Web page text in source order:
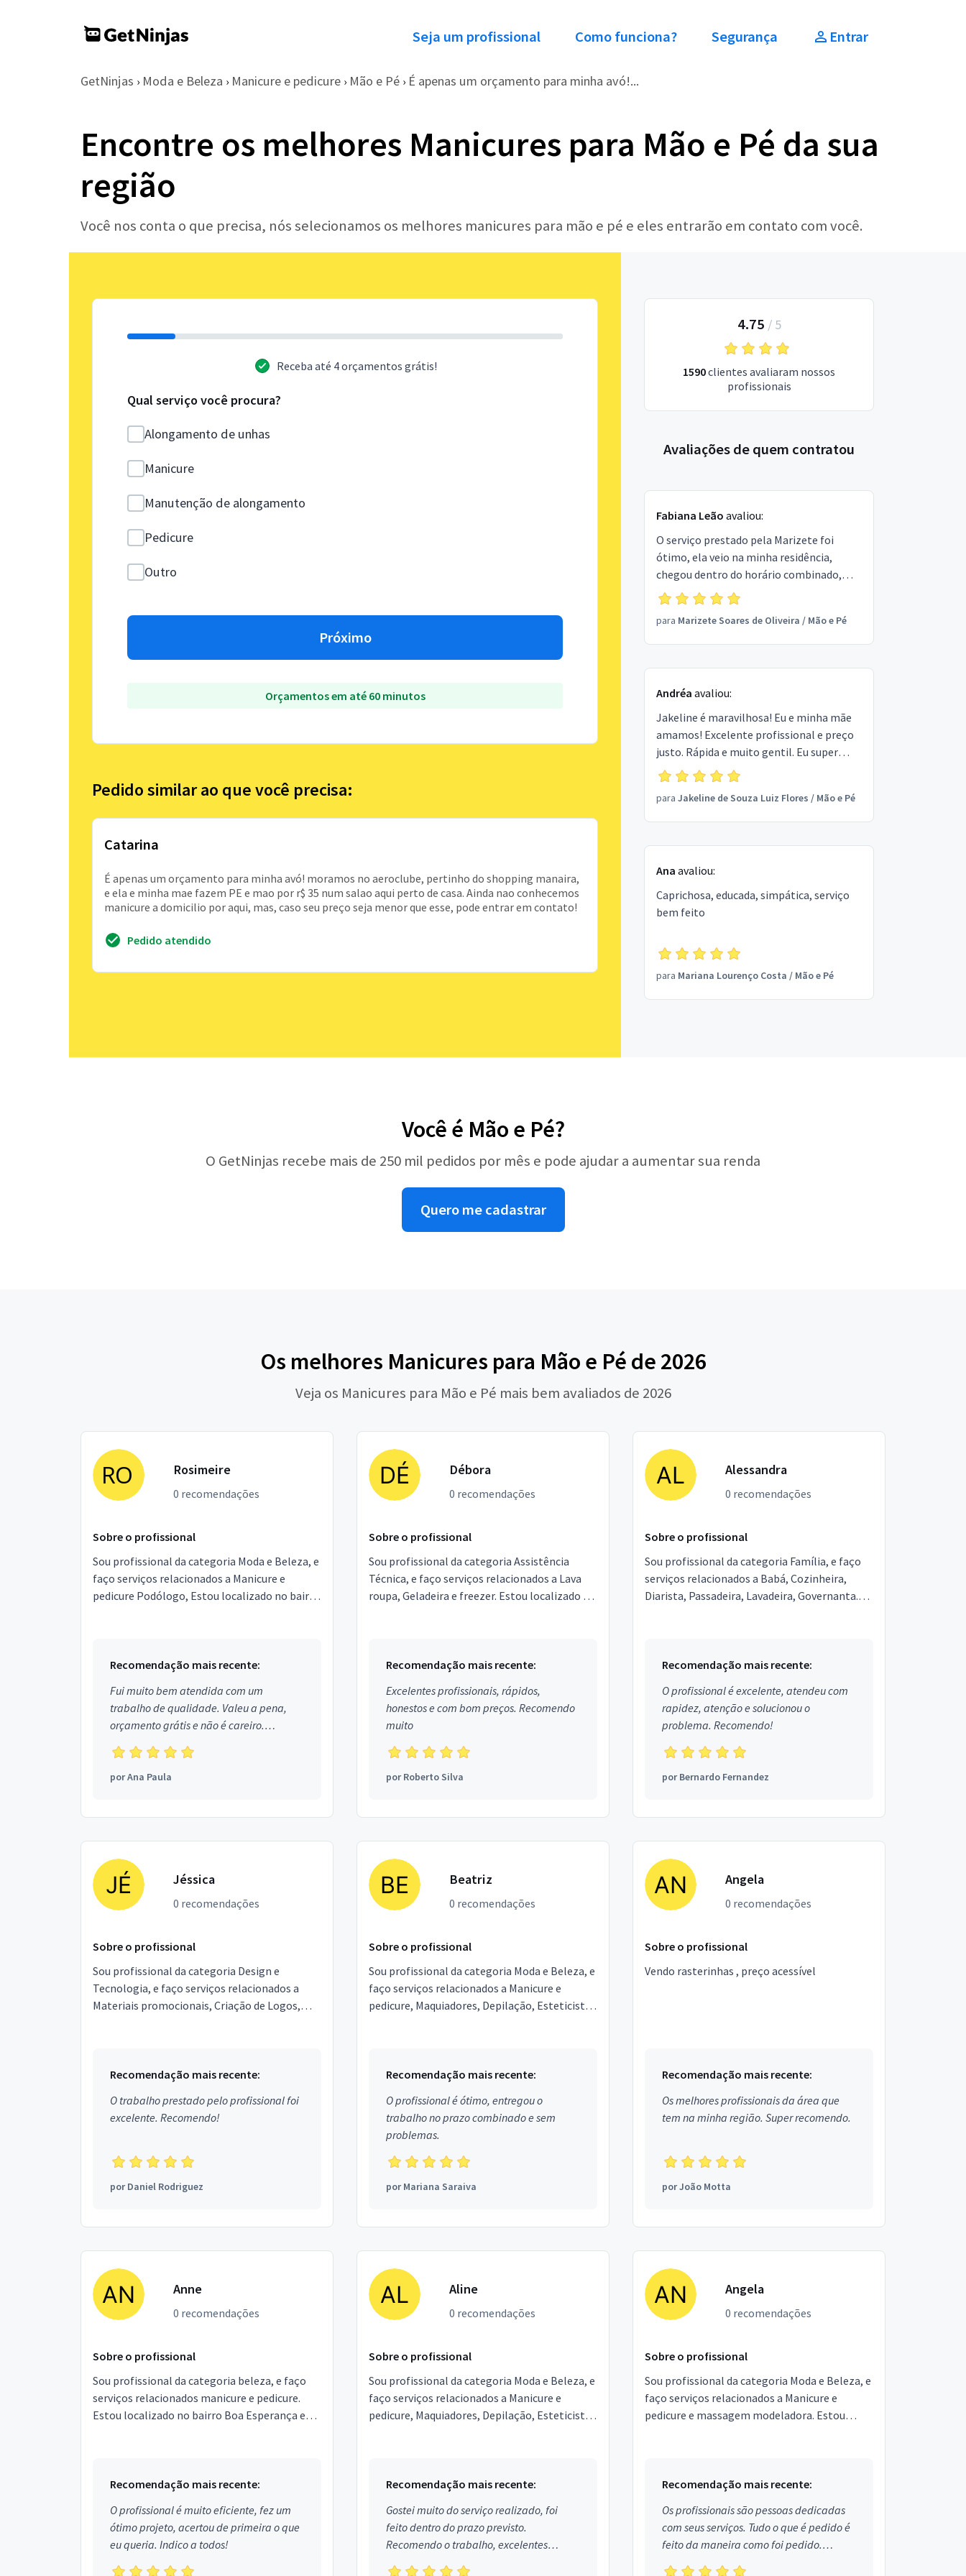
Seja um profissional Como funciona? Segurança Entrar
GetNinjas › Moda e Beleza › Manicure e pedicure › Mão e Pé › É apenas um orçamento para minha avó!...
Encontre os melhores Manicures para Mão e Pé da sua
região
Você nos conta o que precisa, nós selecionamos os melhores manicures para mão e pé e eles entrarão em contato com você.
Receba até 4 orçamentos grátis!
Qual serviço você procura?
Alongamento de unhas
Manicure
Manutenção de alongamento
Pedicure
Outro
Próximo
Orçamentos em até 60 minutos
Pedido similar ao que você precisa:
Catarina
É apenas um orçamento para minha avó! moramos no aeroclube, pertinho do shopping manaira,
e ela e minha mae fazem PE e mao por r$ 35 num salao aqui perto de casa. Ainda nao conhecemos
manicure a domicilio por aqui, mas, caso seu preço seja menor que esse, pode entrar em contato!
Pedido atendido
4.75 / 5
1590clientes avaliaram nossos
profissionais
Avaliações de quem contratou
Fabiana Leão avaliou:
O serviço prestado pela Marizete foi
ótimo, ela veio na minha residência,
chegou dentro do horário combinado,
tem a mão leve, muito habilidosa e
atenciosa aos detalhes. Experiência
relaxante no conforto da minha casa.
Recomendo totalmente o trabalho dela!!
para Marizete Soares de Oliveira / Mão e Pé
Andréa avaliou:
Jakeline é maravilhosa! Eu e minha mãe
amamos! Excelente profissional e preço
justo. Rápida e muito gentil. Eu super
indico! Deus te abençoe 🙏🏽
para Jakeline de Souza Luiz Flores / Mão e Pé
Ana avaliou:
Caprichosa, educada, simpática, serviço
bem feito
para Mariana Lourenço Costa / Mão e Pé
Você é Mão e Pé?
O GetNinjas recebe mais de 250 mil pedidos por mês e pode ajudar a aumentar sua renda
Quero me cadastrar
Os melhores Manicures para Mão e Pé de 2026
Veja os Manicures para Mão e Pé mais bem avaliados de 2026
Rosimeire
0 recomendações
Sobre o profissional
Sou profissional da categoria Moda e Beleza, e
faço serviços relacionados a Manicure e
pedicure Podólogo, Estou localizado no bairro
Recomendação mais recente:
Fui muito bem atendida com um
trabalho de qualidade. Valeu a pena,
orçamento grátis e não é careiro.
Obrigada!
porAna Paula
Débora
0 recomendações
Sobre o profissional
Sou profissional da categoria Assistência
Técnica, e faço serviços relacionados a Lava
roupa, Geladeira e freezer. Estou localizado no
Recomendação mais recente:
Excelentes profissionais, rápidos,
honestos e com bom preços. Recomendo
muito
porRoberto Silva
Alessandra
0 recomendações
Sobre o profissional
Sou profissional da categoria Família, e faço
serviços relacionados a Babá, Cozinheira,
Diarista, Passadeira, Lavadeira, Governanta.
Recomendação mais recente:
O profissional é excelente, atendeu com
rapidez, atenção e solucionou o
problema. Recomendo!
porBernardo Fernandez
Jéssica
0 recomendações
Sobre o profissional
Sou profissional da categoria Design e
Tecnologia, e faço serviços relacionados a
Materiais promocionais, Criação de Logos,
Recomendação mais recente:
O trabalho prestado pelo profissional foi
excelente. Recomendo!
porDaniel Rodriguez
Beatriz
0 recomendações
Sobre o profissional
Sou profissional da categoria Moda e Beleza, e
faço serviços relacionados a Manicure e
pedicure, Maquiadores, Depilação, Esteticista,
Recomendação mais recente:
O profissional é ótimo, entregou o
trabalho no prazo combinado e sem
problemas.
porMariana Saraiva
Angela
0 recomendações
Sobre o profissional
Vendo rasterinhas , preço acessível
Recomendação mais recente:
Os melhores profissionais da área que
tem na minha região. Super recomendo.
porJoão Motta
Anne
0 recomendações
Sobre o profissional
Sou profissional da categoria beleza, e faço
serviços relacionados manicure e pedicure.
Estou localizado no bairro Boa Esperança em
Recomendação mais recente:
O profissional é muito eficiente, fez um
ótimo projeto, acertou de primeira o que
eu queria. Indico a todos!
Aline
0 recomendações
Sobre o profissional
Sou profissional da categoria Moda e Beleza, e
faço serviços relacionados a Manicure e
pedicure, Maquiadores, Depilação, Esteticista,
Recomendação mais recente:
Gostei muito do serviço realizado, foi
feito dentro do prazo previsto.
Recomendo o trabalho, excelentes
profissionais.
Angela
0 recomendações
Sobre o profissional
Sou profissional da categoria Moda e Beleza, e
faço serviços relacionados a Manicure e
pedicure e massagem modeladora. Estou
Recomendação mais recente:
Os profissionais são pessoas dedicadas
com seus serviços. Tudo o que é pedido é
feito da maneira como foi pedido.
Aprovado!